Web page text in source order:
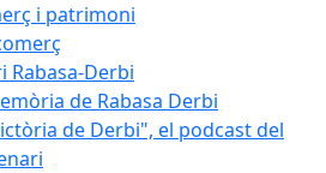
i patrimoni
Rabasa-Derbi
de Rabasa Derbi
de Derbi", el podcast del